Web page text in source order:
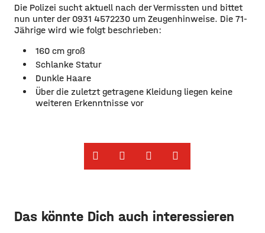
Die Polizei sucht aktuell nach der Vermissten und bittet
nun unter der 0931 4572230 um Zeugenhinweise. Die 71-
Jährige wird wie folgt beschrieben:
160 cm groß
Schlanke Statur
Dunkle Haare
Über die zuletzt getragene Kleidung liegen keine
weiteren Erkenntnisse vor
Das könnte Dich auch interessieren